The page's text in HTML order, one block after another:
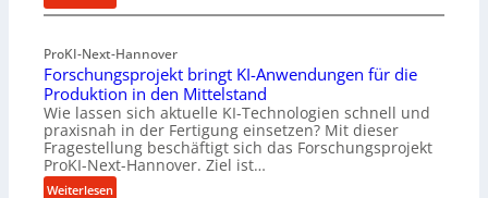
f
h
r
u
n
g
e
n
M
t
e
r
i
a
l
v
ProKI-Next-Hannover
Forschungsprojekt bringt KI-Anwendungen für die
Produktion in den Mittelstand
Wie lassen sich aktuelle KI-Technologien schnell und
praxisnah in der Fertigung einsetzen? Mit dieser
Fragestellung beschäftigt sich das Forschungsprojekt
ProKI-Next-Hannover. Ziel ist…
Weiterlesen: